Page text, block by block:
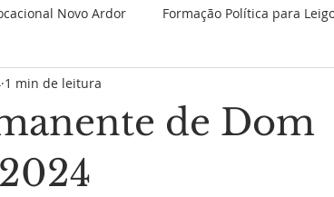
Novo Ardor Formação Política para
Novenas Permanentes
JMJ 2023
de Dom
1 min de leitura